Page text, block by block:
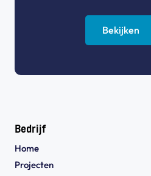
Bekijken
Bedrijf
Home
Projecten